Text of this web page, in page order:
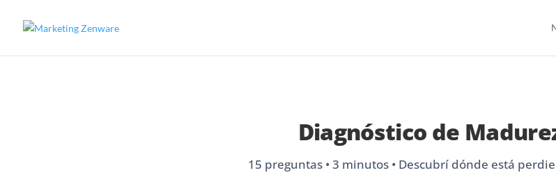
Diagnóstico de
15 preguntas • 3 minutos • Descubrí dónde está